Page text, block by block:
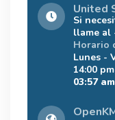
United
Si
llame al
Horario
Lunes -
14:00
03:57 am